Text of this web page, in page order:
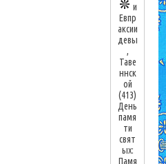
и
Евпр
аксии
девы
,
Таве
ннск
ой
(413)
День
памя
ти
свят
ых:
Памя